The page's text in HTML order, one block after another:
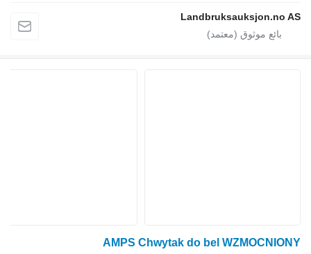
Landbruksauksjon.no AS
AMPS Chwytak do bel WZMOCNIONY